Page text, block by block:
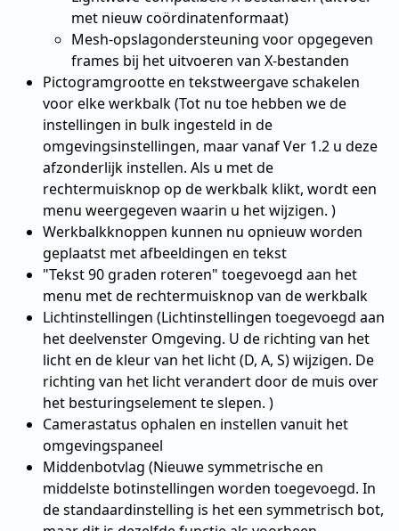
met nieuw coördinatenformaat)
Mesh-opslagondersteuning voor opgegeven
frames bij het uitvoeren van X-bestanden
Pictogramgrootte en tekstweergave schakelen
voor elke werkbalk (Tot nu toe hebben we de
instellingen in bulk ingesteld in de
omgevingsinstellingen, maar vanaf Ver 1.2 u deze
afzonderlijk instellen. Als u met de
rechtermuisknop op de werkbalk klikt, wordt een
menu weergegeven waarin u het wijzigen. )
Werkbalkknoppen kunnen nu opnieuw worden
geplaatst met afbeeldingen en tekst
"Tekst 90 graden roteren" toegevoegd aan het
menu met de rechtermuisknop van de werkbalk
Lichtinstellingen (Lichtinstellingen toegevoegd aan
het deelvenster Omgeving. U de richting van het
licht en de kleur van het licht (D, A, S) wijzigen. De
richting van het licht verandert door de muis over
het besturingselement te slepen. )
Camerastatus ophalen en instellen vanuit het
omgevingspaneel
Middenbotvlag (Nieuwe symmetrische en
middelste botinstellingen worden toegevoegd. In
de standaardinstelling is het een symmetrisch bot,